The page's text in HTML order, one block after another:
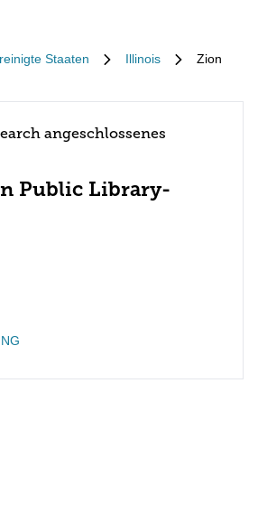
Staaten Illinois Zion
angeschlossenes
Public Library-